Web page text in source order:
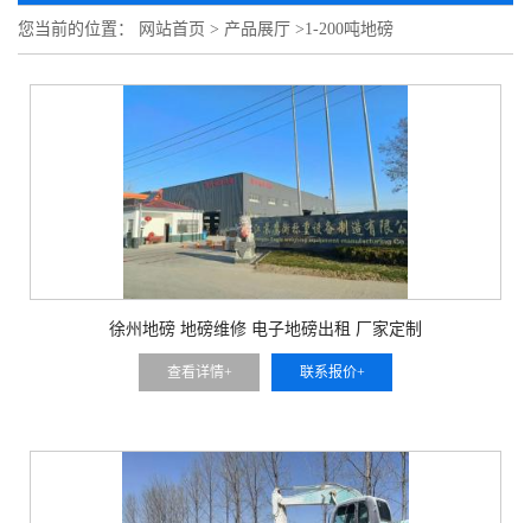
您当前的位置： 网站首页 > 产品展厅 >1-200吨地磅
徐州地磅 地磅维修 电子地磅出租 厂家定制
查看详情+ 联系报价+